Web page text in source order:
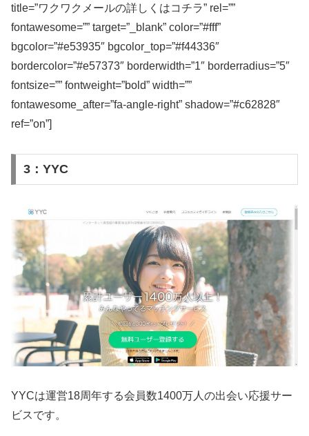
title=”ワクワクメールの詳しくはコチラ” rel=””
fontawesome=”” target=”_blank” color=”#fff”
bgcolor=”#e53935″ bgcolor_top=”#f44336″
bordercolor=”#e57373″ borderwidth=”1″ borderradius=”5″
fontsize=”” fontweight=”bold” width=””
fontawesome_after=”fa-angle-right” shadow=”#c62828″
ref=”on”]
3：YYC
YYCは運営18周年する会員数1400万人の出会い応援サー
ビスです。